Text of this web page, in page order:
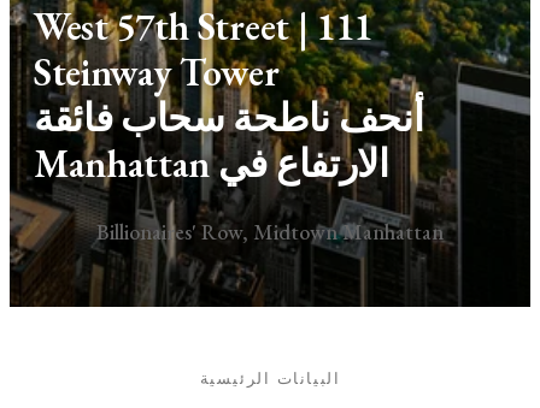
111 West 57th Street |
Steinway Tower
أنحف ناطحة سحاب فائقة
الارتفاع في Manhattan
Billionaires' Row, Midtown Manhattan
البيانات الرئيسية